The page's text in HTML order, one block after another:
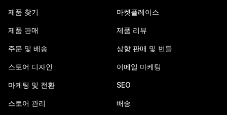
제품 찾기
제품 판매
주문 및 배송
스토어 디자인
마케팅 및 전환
스토어 관리
마켓플레이스
제품 리뷰
상향 판매 및 번들
이메일 마케팅
SEO
배송